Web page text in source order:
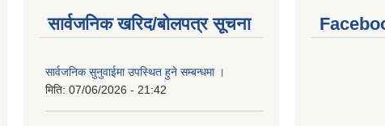
सार्वजनिक खरिद/बोलपत्र सूचना
सार्वजनिक सुनुवाईमा उपस्थित हुने सम्बन्धमा ।
मिति: 07/06/2026 - 21:42